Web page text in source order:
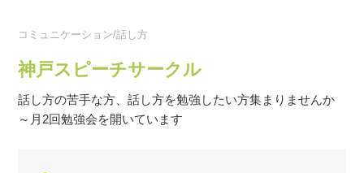
コミュニケーション/話し方
神戸スピーチサークル
話し方の苦手な方、話し方を勉強したい方集まりませんか
～月2回勉強会を開いています